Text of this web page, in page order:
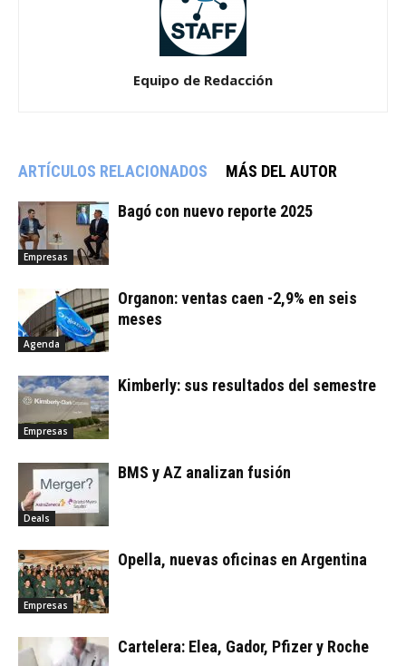
Equipo de Redacción
ARTÍCULOS RELACIONADOS MÁS DEL AUTOR
Empresas
Bagó con nuevo reporte 2025
Agenda
Organon: ventas caen -2,9% en seis
meses
Empresas
Kimberly: sus resultados del semestre
Deals
BMS y AZ analizan fusión
Empresas
Opella, nuevas oficinas en Argentina
Cartelera: Elea, Gador, Pfizer y Roche